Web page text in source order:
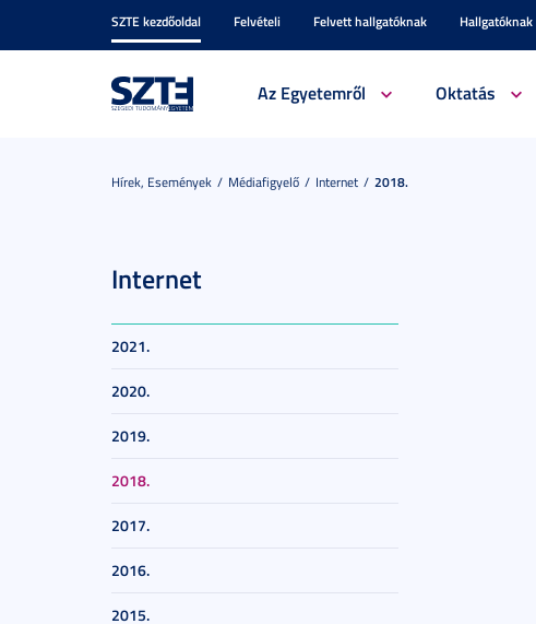
SZTE kezdőoldal Felvételi Felvett hallgatóknak Hallgatóknak
Az Egyetemről Oktatás
Hírek, Események Médiafigyelő Internet 2018.
Internet
2021.
2020.
2019.
2018.
2017.
2016.
2015.